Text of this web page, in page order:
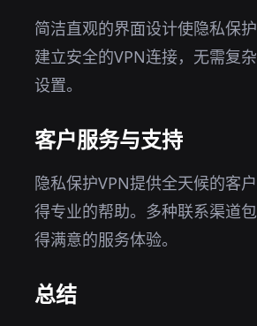
简洁直观的界面设计使隐私保
建立安全的VPN连接，无需复
设置。
客户服务与支持
隐私保护VPN提供全天候的客
得专业的帮助。多种联系渠道
得满意的服务体验。
总结